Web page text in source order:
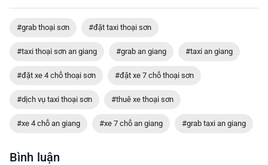
#grab thoại sơn #đặt taxi thoại sơn
#taxi thoại sơn an giang #grab an giang #taxi an giang
#đặt xe 4 chỗ thoại sơn #đặt xe 7 chỗ thoại sơn
#dịch vụ taxi thoại sơn #thuê xe thoại sơn
#xe 4 chỗ an giang #xe 7 chỗ an giang #grab taxi an giang
Bình luận